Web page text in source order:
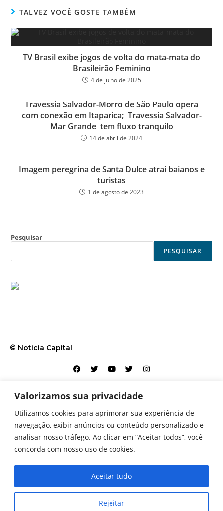
Valorizamos sua privacidade
Utilizamos cookies para aprimorar sua experiência de
navegação, exibir anúncios ou conteúdo personalizado e
analisar nosso tráfego. Ao clicar em “Aceitar todos”, você
concorda com nosso uso de cookies.
Rejeitar
Aceitar tudo
ok er
TALVEZ VOCÊ GOSTE TAMBÉM
TV Brasil exibe jogos de volta do mata-mata do
Brasileirão Feminino
4 de julho de 2025
Travessia Salvador-Morro de São Paulo opera
com conexão em Itaparica; Travessia Salvador-
Mar Grande tem fluxo tranquilo
14 de abril de 2024
Imagem peregrina de Santa Dulce atrai baianos e
turistas
1 de agosto de 2023
Pesquisar
PESQUISAR
© Noticia Capital
Contato Home Aviso legal Configurações de cookies
Equipe Perfil Política de cookies Serviços